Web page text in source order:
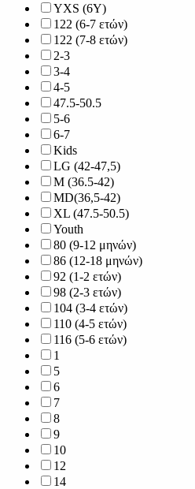
YXS (6Y)
122 (6-7 ετών)
122 (7-8 ετών)
2-3
3-4
4-5
47.5-50.5
5-6
6-7
Kids
LG (42-47,5)
M (36.5-42)
MD(36,5-42)
XL (47.5-50.5)
Youth
80 (9-12 μηνών)
86 (12-18 μηνών)
92 (1-2 ετών)
98 (2-3 ετών)
104 (3-4 ετών)
110 (4-5 ετών)
116 (5-6 ετών)
1
5
6
7
8
9
10
12
14